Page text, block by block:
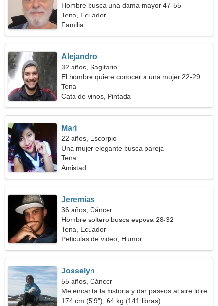
Hombre busca una dama mayor 47-55
Tena, Ecuador
Familia
Alejandro
32 años, Sagitario
El hombre quiere conocer a una mujer 22-29
Tena
Cata de vinos, Pintada
Mari
22 años, Escorpio
Una mujer elegante busca pareja
Tena
Amistad
Jeremías
36 años, Cáncer
Hombre soltero busca esposa 28-32
Tena, Ecuador
Películas de video, Humor
Josselyn
55 años, Cáncer
Me encanta la historia y dar paseos al aire libre
174 cm (5'9"), 64 kg (141 libras)